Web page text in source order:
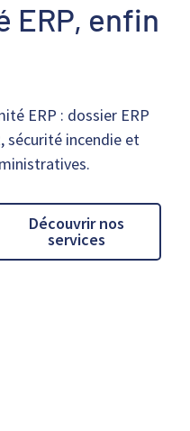
ERP, enfin
ERP : dossier ERP
sécurité incendie et
Découvrir nos
services